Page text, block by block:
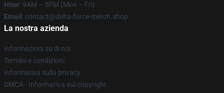
Hour: 9AM – 5PM (Mon – Fri)
Email : contact@delta-force-merch.shop
La nostra azienda
Informazioni su di noi
Termini e condizioni
Informativa sulla privacy
DMCA - Informativa sul copyright